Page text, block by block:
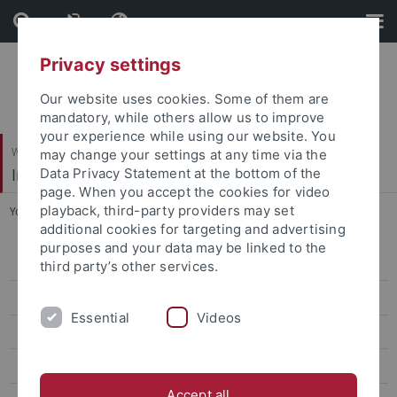
Skip
to
content
Skip
to
footer
Wirtschafts- und Sozialwissenschaftliche Fakultät
Institut für Politikwissenschaft
You are here: Startseite ... Dr. Hermann Lührs
Mitarbeiter
Prof. a.D. Dr. Josef Schmid
Privacy settings
Our website uses cookies. Some of them are
mandatory, while others allow us to improve
your experience while using our website. You
may change your settings at any time via the
Data Privacy Statement at the bottom of the
page. When you accept the cookies for video
playback, third-party providers may set
additional cookies for targeting and advertising
purposes and your data may be linked to the
third party’s other services.
Essential Videos